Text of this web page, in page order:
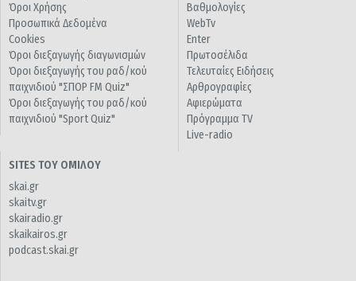
Όροι Χρήσης
Προσωπικά Δεδομένα
Cookies
Όροι διεξαγωγής διαγωνισμών
Όροι διεξαγωγής του ραδ/κού
παιχνιδιού "ΣΠΟΡ FM Quiz"
Όροι διεξαγωγής του ραδ/κού
παιχνιδιού "Sport Quiz"
Βαθμολογίες
WebTv
Enter
Πρωτοσέλιδα
Τελευταίες Ειδήσεις
Αρθρογραφίες
Αφιερώματα
Πρόγραμμα TV
Live-radio
SITES ΤΟΥ ΟΜΙΛΟΥ
skai.gr
skaitv.gr
skairadio.gr
skaikairos.gr
podcast.skai.gr